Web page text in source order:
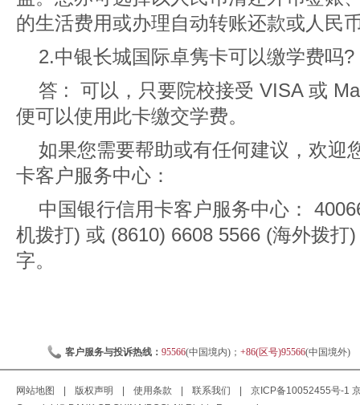
的生活费用或办理自动转账还款或人民
2.中银长城国际卓隽卡可以缴学费吗?
答 : 可以，只要院校接受 VISA 或
便可以使用此卡缴交学费。
如果您需要帮助或有任何建议，欢迎
卡客户服务中心：
中国银行信用卡客户服务中心：
机拨打) 或 (8610) 6608 5566 (海外拨打
字。
客户服务与投诉热线： 95566(中国境内)； +86(区号)95566(中国境外)
网站地图 版权声明 使用条款 联系我们 京ICP备10052455号-1